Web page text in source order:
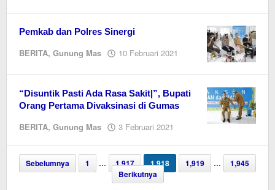
Pemkab dan Polres Sinergi
BERITA, Gunung Mas 10 Februari 2021
“Disuntik Pasti Ada Rasa Sakit|”, Bupati
Orang Pertama Divaksinasi di Gumas
BERITA, Gunung Mas 3 Februari 2021
Sebelumnya 1 … 1,917 1,918 1,919 …
1,945
Berikutnya